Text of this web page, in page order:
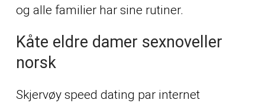
og alle familier har sine rutiner.
Kåte eldre damer sexnoveller
norsk
Skjervøy speed dating par internet